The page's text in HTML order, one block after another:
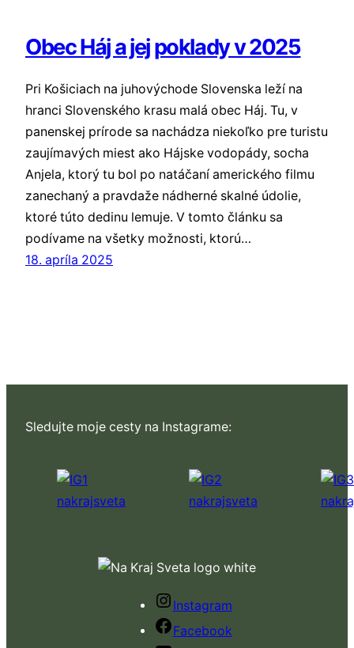
Obec Háj a jej poklady v 2025
Pri Košiciach na juhovýchode Slovenska leží na
hranci Slovenského krasu malá obec Háj. Tu, v
panenskej prírode sa nachádza niekoľko pre turistu
zaujímavých miest ako Hájske vodopády, socha
Anjela, ktorý tu bol po natáčaní amerického filmu
zanechaný a pravdaže nádherné skalné údolie,
ktoré túto dedinu lemuje. V tomto článku sa
podívame na všetky možnosti, ktorú…
18. apríla 2025
Sledujte moje cesty na Instagrame:
Instagram
Facebook